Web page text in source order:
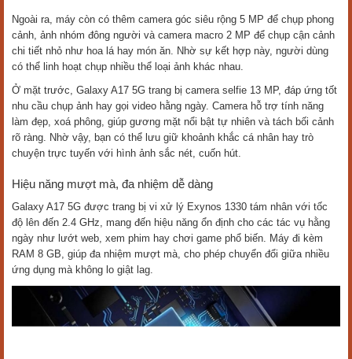
Điểm nổi bật nhất là công nghệ chống rung quang học (OIS). Tính năng
này giúp hạn chế rung lắc khi cầm máy, cho ảnh chụp thiếu sáng sắc
nét hơn và video ổn định hơn nhiều. Ngay cả khi quay khi đang đi bộ
hay di chuyển, hình ảnh vẫn mượt mà và dễ xem.